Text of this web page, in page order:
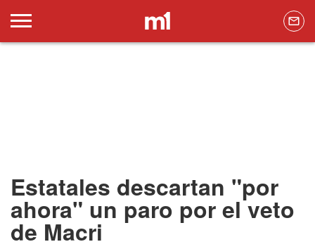
Estatales descartan "por
ahora" un paro por el veto
de Macri